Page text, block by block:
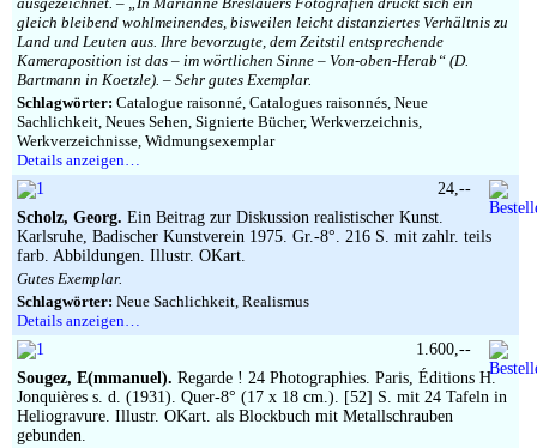
gleich bleibend wohlmeinendes, bisweilen leicht distanziertes Verhältnis zu
Land und Leuten aus. Ihre bevorzugte, dem Zeitstil entsprechende
Kameraposition ist das – im wörtlichen Sinne – Von-oben-Herab“ (D.
Bartmann in Koetzle). – Sehr gutes Exemplar.
Schlagwörter: Catalogue raisonné, Catalogues raisonnés, Neue
Sachlichkeit, Neues Sehen, Signierte Bücher, Werkverzeichnis,
Werkverzeichnisse, Widmungsexemplar
Details anzeigen…
Scholz, Georg. Ein Beitrag zur Diskussion realistischer Kunst.
Karlsruhe, Badischer Kunstverein 1975. Gr.-8°. 216 S. mit zahlr. teils
farb. Abbildungen. Illustr. OKart.
Gutes Exemplar.
Schlagwörter: Neue Sachlichkeit, Realismus
Details anzeigen…
24,--
Sougez, E(mmanuel). Regarde ! 24 Photographies. Paris, Éditions H.
Jonquières s. d. (1931). Quer-8° (17 x 18 cm.). [52] S. mit 24 Tafeln in
Heliogravure. Illustr. OKart. als Blockbuch mit Metallschrauben
gebunden.
1.600,--